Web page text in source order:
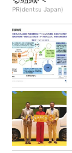
PR(dentsu Japan)